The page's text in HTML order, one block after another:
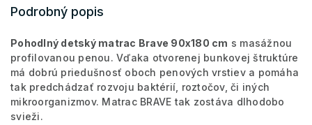
Podrobný popis
Pohodlný detský matrac Brave 90x180 cm s masážnou
profilovanou penou. Vďaka otvorenej bunkovej štruktúre
má dobrú priedušnosť oboch penových vrstiev a pomáha
tak predchádzať rozvoju baktérií, roztočov, či iných
mikroorganizmov. Matrac BRAVE tak zostáva dlhodobo
svieži.